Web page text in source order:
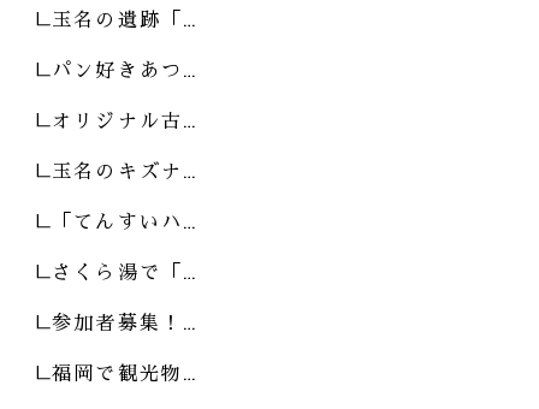
玉名の遺跡「…
パン好きあつ…
オリジナル古…
玉名のキズナ…
「てんすいハ…
さくら湯で「…
参加者募集！…
福岡で観光物…